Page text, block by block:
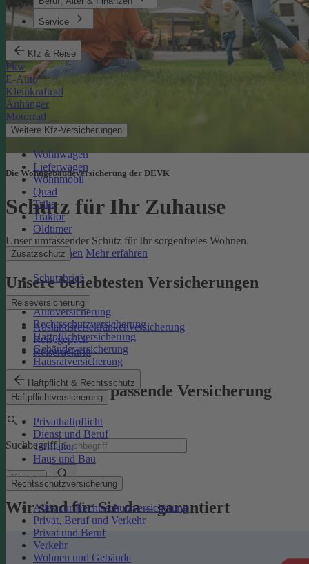
Service
Kfz & Reise
Pkw
E-Auto
Kleinkraftrad
Anhänger
Motorrad
Weitere Kfz-Versicherungen
Wohnwagen
Lieferwagen
Wohnmobil
Quad
Trike
Traktor
Oldtimer
Zusatzschutz
Schutzbrief
Reiseversicherung
Auslandsreisekrankenversicherung
Reisegepäck
Reiserücktritt
Haftpflicht & Rechtsschutz
Haftpflichtversicherung
Privathaftpflicht
Dienst und Beruf
Tierhalter
Haus und Bau
Rechtsschutzversicherung
Alles zur Rechtsschutzversicherung
Privat, Beruf und Verkehr
Privat und Beruf
Verkehr
Wohnen und Gebäude
Die Wohngebäudeversicherung der DEVK
Schutz für Ihr Zuhause
Unser umfassender Schutz für Ihr sorgenfreies Wohnen.
Online berechnen Mehr erfahren
Unsere beliebtesten Versicherungen
Autoversicherung
Rechtsschutzversicherung
Haftpflichtversicherung
Gebäudeversicherung
Hausratversicherung
Finden Sie die passende Versicherung
Suchbegriff
Suchen
Wir sind für Sie da – garantiert